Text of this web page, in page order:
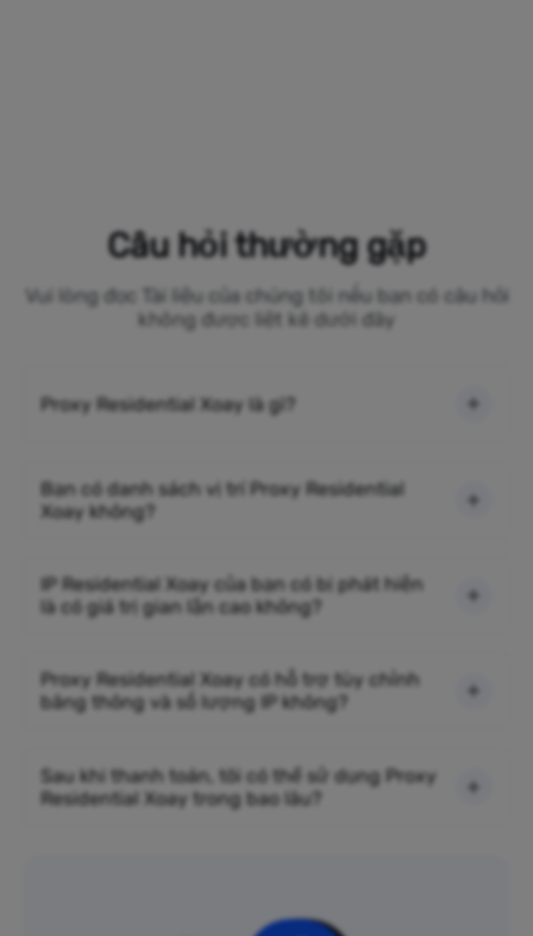
Câu hỏi thường gặp
Vui lòng đọc Tài liệu của chúng tôi nếu bạn có câu hỏi
không được liệt kê dưới đây
Proxy Residential Xoay là gì?
Bạn có danh sách vị trí Proxy Residential
Xoay không?
IP Residential Xoay của bạn có bị phát hiện
là có giá trị gian lận cao không?
Proxy Residential Xoay có hỗ trợ tùy chỉnh
băng thông và số lượng IP không?
Sau khi thanh toán, tôi có thể sử dụng Proxy
Residential Xoay trong bao lâu?